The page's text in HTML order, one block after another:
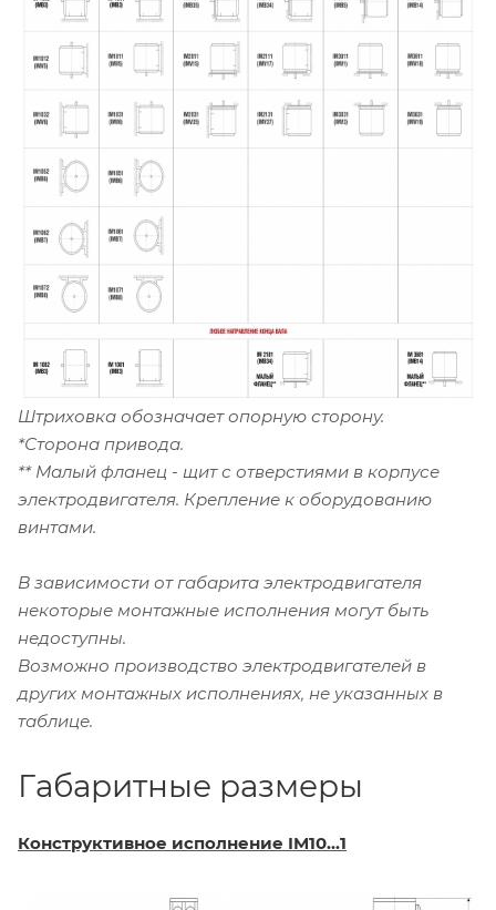
Штриховка обозначает опорную сторону.
*Сторона привода.
** Малый фланец - щит с отверстиями в корпусе
электродвигателя. Крепление к оборудованию
винтами.
В зависимости от габарита электродвигателя
некоторые монтажные исполнения могут быть
недоступны.
Возможно производство электродвигателей в
других монтажных исполнениях, не указанных в
таблице.
Габаритные размеры
Конструктивное исполнение IM10...1